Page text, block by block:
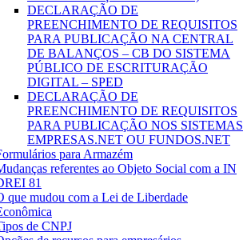
DECLARAÇÃO DE
PREENCHIMENTO DE REQUISITOS
PARA PUBLICAÇÃO NA CENTRAL
DE BALANÇOS – CB DO SISTEMA
PÚBLICO DE ESCRITURAÇÃO
DIGITAL – SPED
DECLARAÇÃO DE
PREENCHIMENTO DE REQUISITOS
PARA PUBLICAÇÃO NOS SISTEMAS
EMPRESAS.NET OU FUNDOS.NET
para Armazém
referentes ao Objeto Social com a IN
81
que mudou com a Lei de Liberdade
de CNPJ